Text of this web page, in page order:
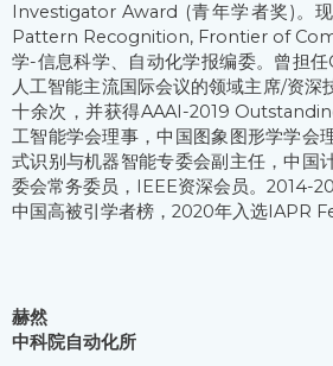
Investigator Award (青年学者奖)。
Pattern Recognition, Frontier of
学-信息科学、自动化学报编委。曾担
人工智能主流国际会议的领域主席/资深
十余次，并获得AAAI-2019
工智能学会理事，中国图象图形学学会
式识别与机器智能专委会副主任，中国
委会常务委员，IEEE资深会员。2014-
中国高被引学者榜，2020年入选IAPR
赫然
中科院自动化所